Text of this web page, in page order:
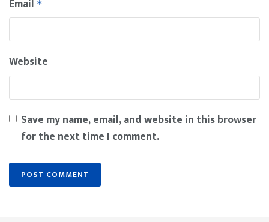
Email *
Website
Save my name, email, and website in this browser
for the next time I comment.